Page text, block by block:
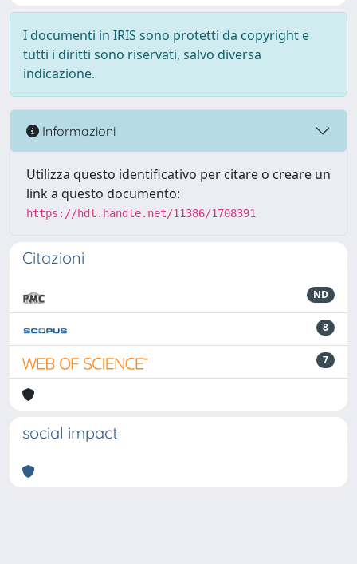
I documenti in IRIS sono protetti da copyright e
tutti i diritti sono riservati, salvo diversa
indicazione.
Informazioni
Utilizza questo identificativo per citare o creare un
link a questo documento:
https://hdl.handle.net/11386/1708391
Citazioni
ND
8
7
social impact